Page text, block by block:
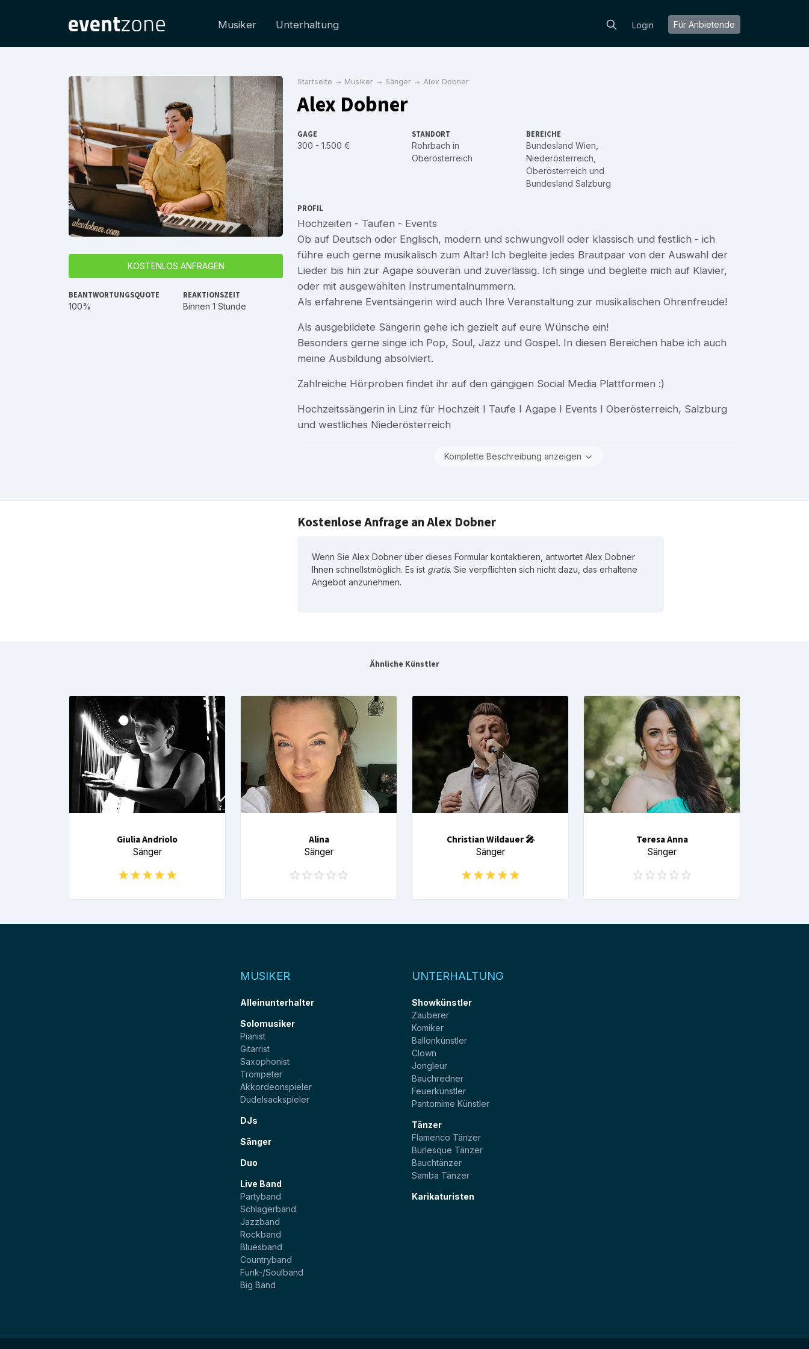
Musiker Unterhaltung Login Für Anbietende
KOSTENLOS ANFRAGEN
BEANTWORTUNGSQUOTE
100%
REAKTIONSZEIT
Binnen 1 Stunde
Startseite Musiker Sänger Alex Dobner
Alex Dobner
GAGE
300 - 1.500 €
STANDORT
Rohrbach in
Oberösterreich
BEREICHE
Bundesland Wien
Niederösterreich
Oberösterreich und
Bundesland Salzburg
PROFIL
Hochzeiten - Taufen - Events
Ob auf Deutsch oder Englisch, modern und schwungvoll oder klassisch und festlich - ich
führe euch gerne musikalisch zum Altar! Ich begleite jedes Brautpaar von der Auswahl der
Lieder bis hin zur Agape souverän und zuverlässig. Ich singe und begleite mich auf Klavier,
oder mit ausgewählten Instrumentalnummern.
Als erfahrene Eventsängerin wird auch Ihre Veranstaltung zur musikalischen Ohrenfreude!
Als ausgebildete Sängerin gehe ich gezielt auf eure Wünsche ein!
Besonders gerne singe ich Pop, Soul, Jazz und Gospel. In diesen Bereichen habe ich auch
meine Ausbildung absolviert.
Zahlreiche Hörproben findet ihr auf den gängigen Social Media Plattformen :)
Hochzeitssängerin in Linz für Hochzeit I Taufe I Agape I Events I Oberösterreich, Salzburg
und westliches Niederösterreich
Komplette Beschreibung anzeigen
Kostenlose Anfrage an Alex Dobner
Wenn Sie Alex Dobner über dieses Formular kontaktieren, antwortet Alex Dobner
Ihnen schnellstmöglich. Es ist gratis. Sie verpflichten sich nicht dazu, das erhaltene
Angebot anzunehmen.
Ähnliche Künstler
Giulia Andriolo
Sänger
Alina
Sänger
Christian Wildauer 🎤
Sänger
Teresa Anna
Sänger
MUSIKER
Alleinunterhalter
Solomusiker
Pianist
Gitarrist
Saxophonist
Trompeter
Akkordeonspieler
Dudelsackspieler
DJs
Sänger
Duo
Live Band
Partyband
Schlagerband
Jazzband
Rockband
Bluesband
Countryband
Funk-/Soulband
Big Band
UNTERHALTUNG
Showkünstler
Zauberer
Komiker
Ballonkünstler
Clown
Jongleur
Bauchredner
Feuerkünstler
Pantomime Künstler
Tänzer
Flamenco Tänzer
Burlesque Tänzer
Bauchtänzer
Samba Tänzer
Karikaturisten